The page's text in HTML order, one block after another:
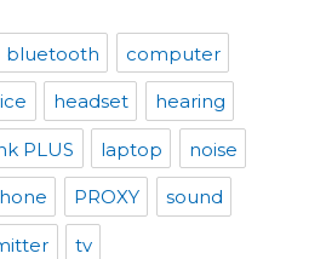
bluetooth computer
headset hearing
PLUS laptop noise
PROXY sound
tv